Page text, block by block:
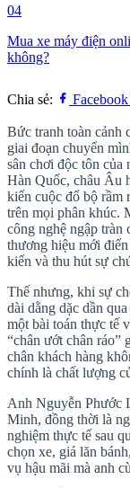
04
Mua xe máy điện
không?
Chia sẻ: Facebook
Bức tranh toàn cảnh
giai đoạn chuyển
sân chơi độc tôn của
Hàn Quốc, châu Âu
kiến cuộc đổ bộ rầm
trên mọi phân khúc.
công nghệ ngập tràn
thương hiệu mới
kiến và thu hút sự
Thế nhưng, khi sự
dài dằng dặc dần
một bài toán thực tế
“chân ướt chân ráo”
chân khách hàng
chính là chất lượng
Anh Nguyễn Phước
Minh, đồng thời là
nghiệm thực tế sau
chọn xe, giá lăn
vụ hậu mãi mà anh